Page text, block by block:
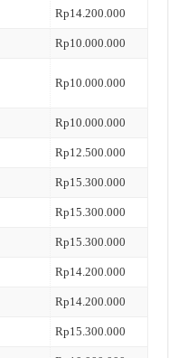
Rp14.200.000
Rp10.000.000
Rp10.000.000
Rp10.000.000
Rp12.500.000
Rp15.300.000
Rp15.300.000
Rp15.300.000
Rp14.200.000
Rp14.200.000
Rp15.300.000